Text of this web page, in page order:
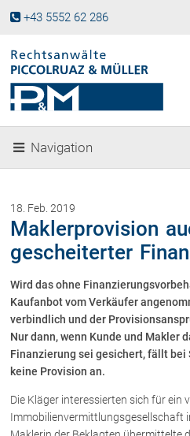
+43 5552 62 286
Fachgebiete
Gesellschaftsgründung &
Beteiligungen
Immobilienrecht, Bauträgerrecht
Ferienimmobilien in Vorarlberg
Erbrecht
Familienrecht und Scheidungen
Prozessführung und
Schiedsgerichtsbarkeit
Skiunfälle in Österreich
Über uns
Kanzleiteam
Navigation
18. Feb. 2019
Maklerprovision
gescheiterter
Wird das ohne
Kaufanbot vom Verkäufer
verbindlich und der
Nur dann, wenn Kunde und Makler
Finanzierung sei gesichert, fällt bei
keine Provision an.
Die Kläger interessierten sich für ein
Immobilienvermittlungsgesellschaft